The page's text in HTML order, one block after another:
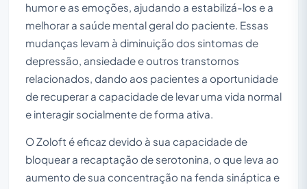
humor e as emoções, ajudando a estabilizá-los e a
melhorar a saúde mental geral do paciente. Essas
mudanças levam à diminuição dos sintomas de
depressão, ansiedade e outros transtornos
relacionados, dando aos pacientes a oportunidade
de recuperar a capacidade de levar uma vida normal
e interagir socialmente de forma ativa.
O Zoloft é eficaz devido à sua capacidade de
bloquear a recaptação de serotonina, o que leva ao
aumento de sua concentração na fenda sináptica e